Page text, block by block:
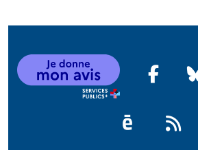
construction)